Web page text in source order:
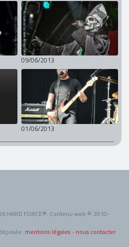
09/06/2013
01/06/2013
HARD FORCE®. Contenu web © 2010-
mentions légales - nous contacter